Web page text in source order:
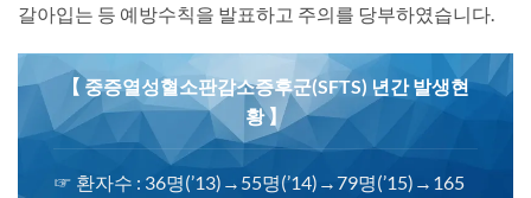
갈아입는 등 예방수칙을 발표하고 주의를 당부하였습니다.
【 중증열성혈소판감소증후군(SFTS) 년간 발생현
황 】
☞ 환자수 : 36명(’13)→55명(’14)→79명(’15)→165